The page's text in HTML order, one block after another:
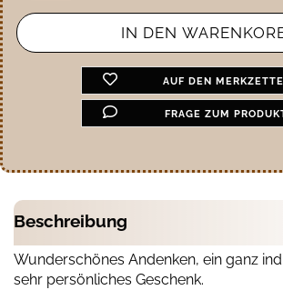
AUF DEN
FRAGE ZUM
Beschreibung
Wunderschönes Andenken, ein ganz
sehr persönliches Geschenk.